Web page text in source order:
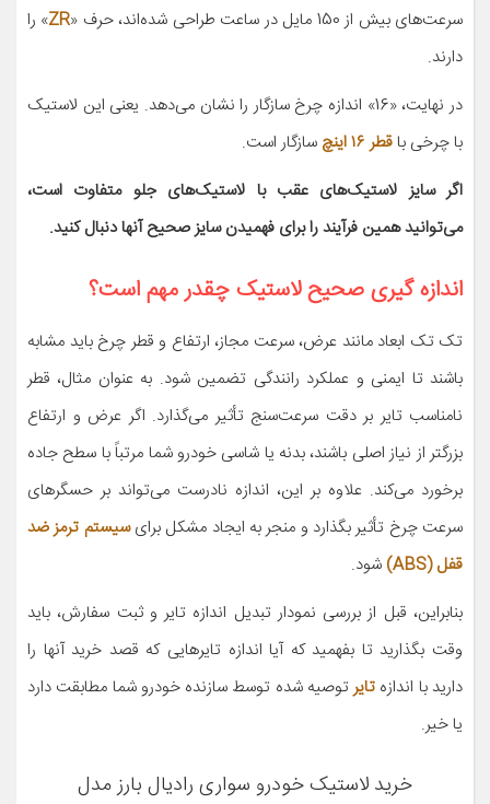
سرعت‌های بیش از 150 مایل در ساعت طراحی شده‌اند، حرف «
ZR» را
دارند.
در نهایت، «16» اندازه چرخ سازگار را نشان می‌دهد. یعنی این لاستیک
با چرخی باقطر ۱۶ اینچ
سازگار است.
اگر سایز لاستیک‌های عقب با لاستیک‌های جلو متفاوت است،
می‌توانید همین فرآیند را برای فهمیدن سایز صحیح آنها دنبال کنید.
اندازه گیری صحیح لاستیک چقدر مهم است؟
تک تک ابعاد مانند عرض، سرعت مجاز، ارتفاع و قطر چرخ باید مشابه
باشند تا ایمنی و عملکرد رانندگی تضمین شود. به عنوان مثال، قطر
نامناسب تایر بر دقت سرعت‌سنج تأثیر می‌گذارد. اگر عرض و ارتفاع
بزرگتر از نیاز اصلی باشند، بدنه یا شاسی خودرو شما مرتباً با سطح جاده
برخورد می‌کند. علاوه بر این، اندازه نادرست می‌تواند بر حسگرهای
سرعت چرخ تأثیر بگذارد و منجر به ایجاد مشکل برایسیستم ترمز ضد
قفل (ABS)
شود.
بنابراین، قبل از بررسی نمودار تبدیل اندازه تایر و ثبت سفارش، باید
وقت بگذارید تا بفهمید که آیا اندازه تایرهایی که قصد خرید آنها را
دارید با اندازه تایرتوصیه شده توسط سازنده خودرو شما مطابقت دارد
یا خیر.
خرید لاستیک خودرو سواری رادیال بارز مدل